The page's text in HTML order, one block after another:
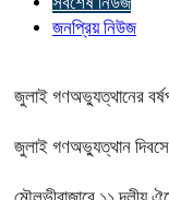
জনপ্রিয় নিউজ
জুলাই গণঅভ্যুত্থানের
জুলাই গণঅভ্যুত্থান